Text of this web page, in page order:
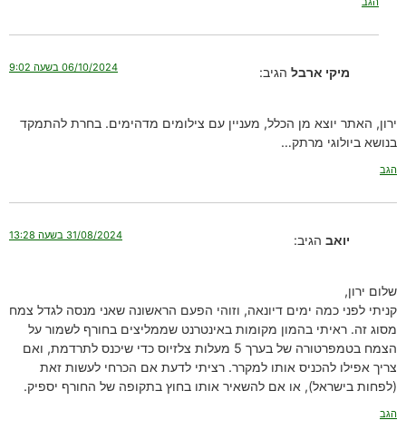
מיקי ארבל הגיב: 06/10/2024 בשעה 9:02
ירון, האתר יוצא מן הכלל, מעניין עם צילומים מדהימים. בחרת להתמקד
בנושא ביולוגי מרתק…
הגב
יואב הגיב: 31/08/2024 בשעה 13:28
שלום ירון,
קניתי לפני כמה ימים דיונאה, וזוהי הפעם הראשונה שאני מנסה לגדל צמח
מסוג זה. ראיתי בהמון מקומות באינטרנט שממליצים בחורף לשמור על
הצמח בטמפרטורה של בערך 5 מעלות צלזיוס כדי שיכנס לתרדמת, ואם
צריך אפילו להכניס אותו למקרר. רציתי לדעת אם הכרחי לעשות זאת
(לפחות בישראל), או אם להשאיר אותו בחוץ בתקופה של החורף יספיק.
הגב